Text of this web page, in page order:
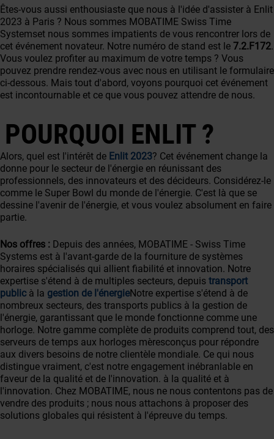
Êtes-vous aussi enthousiaste que nous à l'idée d'assister à Enlit
2023 à Paris ? Nous sommes MOBATIME Swiss Time
Systemset nous sommes impatients de vous rencontrer lors de
cet événement novateur. Notre numéro de stand est le7.2.F172.
Vous voulez profiter au maximum de votre temps ? Vous
pouvez prendre rendez-vous avec nous en utilisant le formulaire
ci-dessous. Mais tout d'abord, voyons pourquoi cet événement
est incontournable et ce que vous pouvez attendre de nous.
POURQUOI ENLIT ?
Alors, quel est l'intérêt de Enlit 2023? Cet événement change la
donne pour le secteur de l'énergie en réunissant des
professionnels, des innovateurs et des décideurs. Considérez-le
comme le Super Bowl du monde de l'énergie. C'est là que se
dessine l'avenir de l'énergie, et vous voulez absolument en faire
partie.
Nos offres : Depuis des années, MOBATIME - Swiss Time
Systems est à l'avant-garde de la fourniture de systèmes
horaires spécialisés qui allient fiabilité et innovation. Notre
expertise s'étend à de multiples secteurs, depuistransport
publicà la gestion de l'énergieNotre expertise s'étend à de
nombreux secteurs, des transports publics à la gestion de
l'énergie, garantissant que le monde fonctionne comme une
horloge. Notre gamme complète de produits comprend tout, des
serveurs de temps aux horloges mèresconçus pour répondre
aux divers besoins de notre clientèle mondiale. Ce qui nous
distingue vraiment, c'est notre engagement inébranlable en
faveur de la qualité et de l'innovation. à la qualité et à
l'innovation. Chez MOBATIME, nous ne nous contentons pas de
vendre des produits ; nous nous attachons à proposer des
solutions globales qui résistent à l'épreuve du temps.